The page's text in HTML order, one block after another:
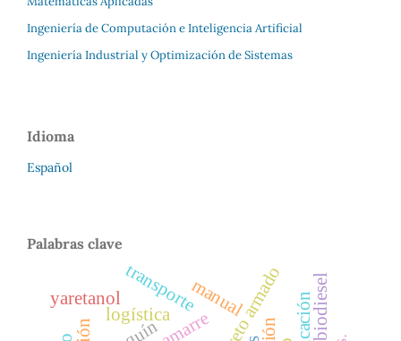
Ingeniería de Computación e Inteligencia Artificial
Ingeniería Industrial y Optimización de Sistemas
Idioma
Español
Palabras clave
manual
logística
transporte biodiesel
yaretanol